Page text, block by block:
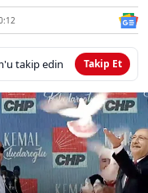
takip edin Takip Et